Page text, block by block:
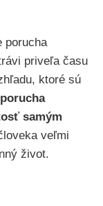
porucha
priveľa času
ktoré sú
samým
veľmi
život.